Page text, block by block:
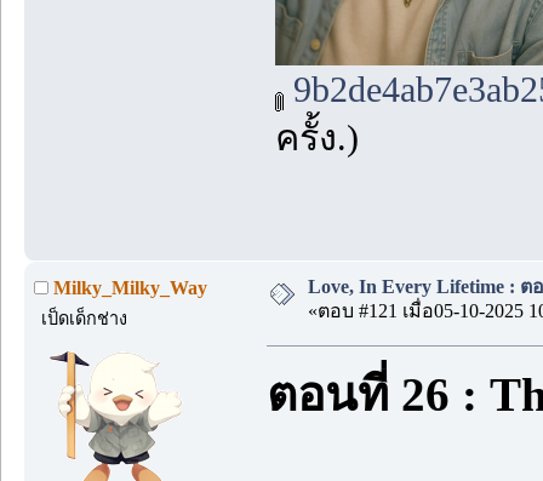
ครั้ง.)
Milky_Milky_Way
เป็ดเด็กช่าง
Love, In Every Lifetime : ต
«ตอบ #121 เมื่อ05-10-2025
ตอนที่ 26 :